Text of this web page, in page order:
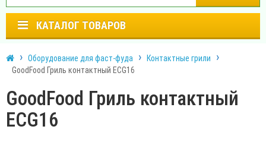
КАТАЛОГ ТОВАРОВ
Оборудование для фаст-фуда
Контактные грили
GoodFood Гриль контактный ECG16
GoodFood Гриль контактный
ECG16